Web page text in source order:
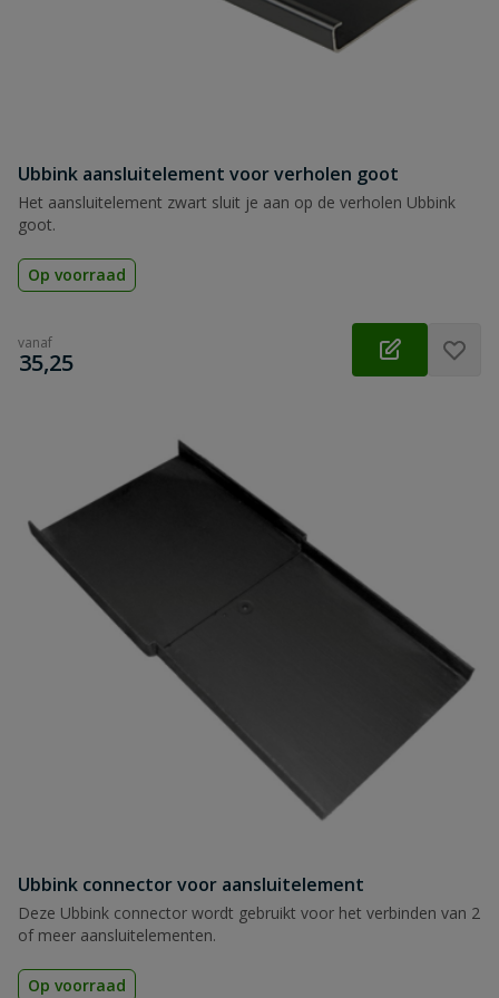
Ubbink aansluitelement voor verholen goot
Het aansluitelement zwart sluit je aan op de verholen Ubbink
goot.
Op voorraad
vanaf
€
35,25
Ubbink connector voor aansluitelement
Deze Ubbink connector wordt gebruikt voor het verbinden van 2
of meer aansluitelementen.
Op voorraad